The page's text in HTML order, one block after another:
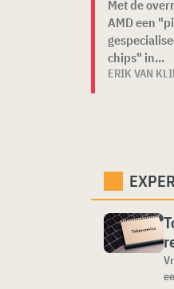
Met de
AMD een
chips" in...
ERIK VAN